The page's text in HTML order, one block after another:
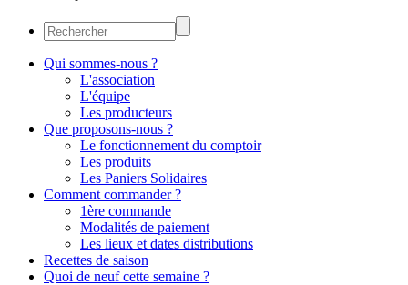
Qui sommes-nous ?
L'association
L'équipe
Les producteurs
Que proposons-nous ?
Le fonctionnement du comptoir
Les produits
Les Paniers Solidaires
Comment commander ?
1ère commande
Modalités de paiement
Les lieux et dates distributions
Recettes de saison
Quoi de neuf cette semaine ?